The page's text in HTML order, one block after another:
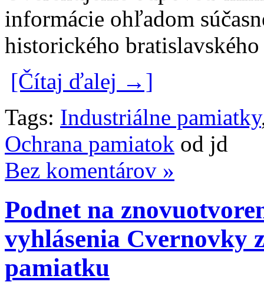
informácie ohľadom
historického
[Čítaj ďalej →]
Tags: Industriálne pamiatky
Ochrana pamiatok od jd
Bez komentárov »
Podnet na
vyhlásenia Cvernovky
pamiatku